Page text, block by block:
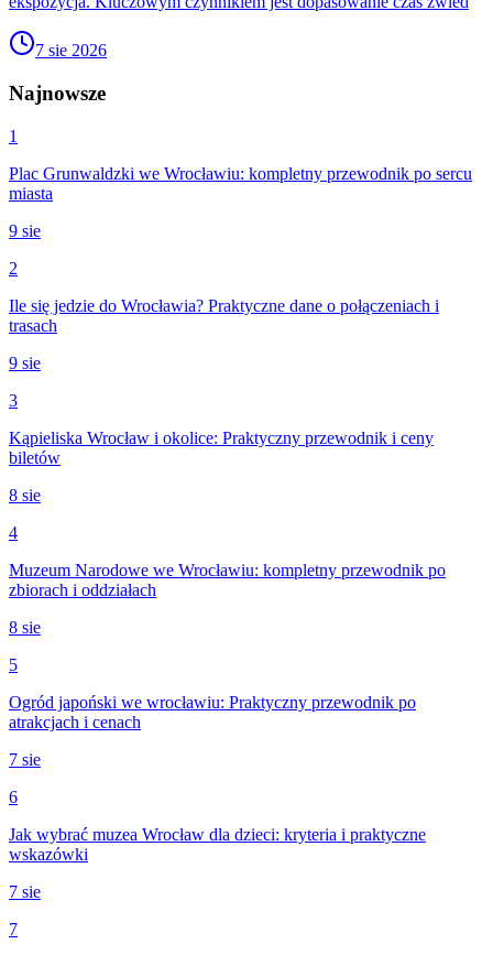
7 sie 2026
Najnowsze
1
Plac Grunwaldzki we Wrocławiu: kompletny przewodnik po sercu
miasta
9 sie
2
Ile się jedzie do Wrocławia? Praktyczne dane o połączeniach i
trasach
9 sie
3
Kąpieliska Wrocław i okolice: Praktyczny przewodnik i ceny
biletów
8 sie
4
Muzeum Narodowe we Wrocławiu: kompletny przewodnik po
zbiorach i oddziałach
8 sie
5
Ogród japoński we wrocławiu: Praktyczny przewodnik po
atrakcjach i cenach
7 sie
6
Jak wybrać muzea Wrocław dla dzieci: kryteria i praktyczne
wskazówki
7 sie
7